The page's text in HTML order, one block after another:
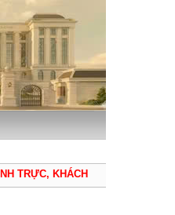
TRỰC, KHÁCH QUAN, THẬN